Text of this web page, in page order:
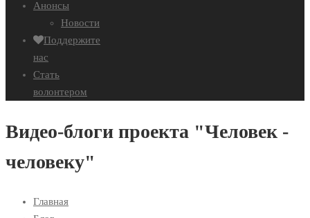
Анонсы
Новости
Поддержите
нас
Стать
волонтером
Видео-блоги проекта "Человек -
человеку"
Главная